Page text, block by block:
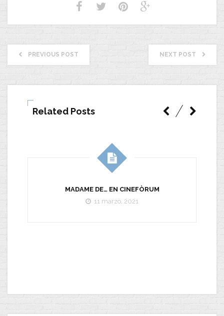
PREVIOUS POST NEXT POST
Related Posts
MADAME DE… EN CINEFÒRUM
11 marzo, 2021